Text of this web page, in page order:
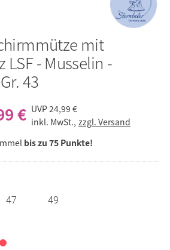
mit
LSF - Musselin -
43
€ UVP24,99 €
inkl. MwSt., zzgl. Versand
bis zu 75 Punkte!
47 49